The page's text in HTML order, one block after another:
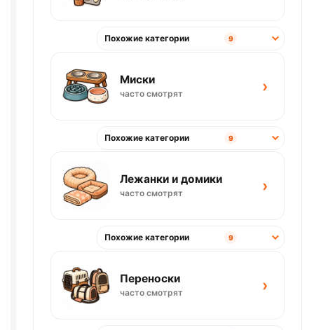
Похожие категории 9
Миски
часто смотрят ›
Похожие категории 9
Лежанки и домики
часто смотрят ›
Похожие категории 9
Переноски
часто смотрят ›